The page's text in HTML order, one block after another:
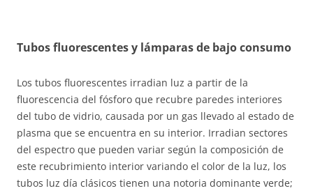
Tubos fluorescentes y lámparas de bajo consumo
Los tubos fluorescentes irradian luz a partir de la
fluorescencia del fósforo que recubre paredes interiores
del tubo de vidrio, causada por un gas llevado al estado de
plasma que se encuentra en su interior. Irradian sectores
del espectro que pueden variar según la composición de
este recubrimiento interior variando el color de la luz, los
tubos luz día clásicos tienen una notoria dominante verde;